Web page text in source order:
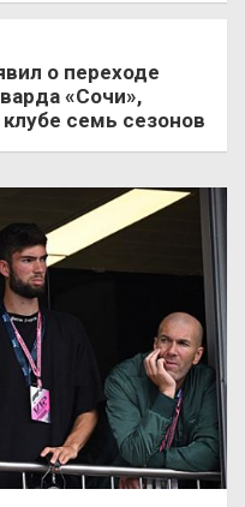
о переходе
«Сочи»,
семь сезонов